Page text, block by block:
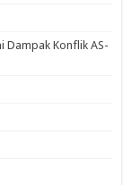
Dampak Konflik AS-